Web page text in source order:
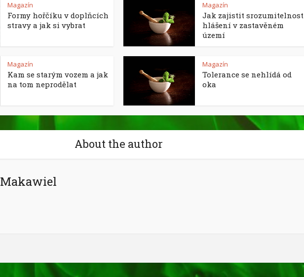
Magazín
Formy hořčíku v doplňcích
stravy a jak si vybrat
Magazín
Jak zajistit srozumitelnost
hlášení v zastavěném
území
Magazín
Kam se starým vozem a jak
na tom neprodělat
Magazín
Tolerance se nehlídá od
oka
About the author
Makawiel